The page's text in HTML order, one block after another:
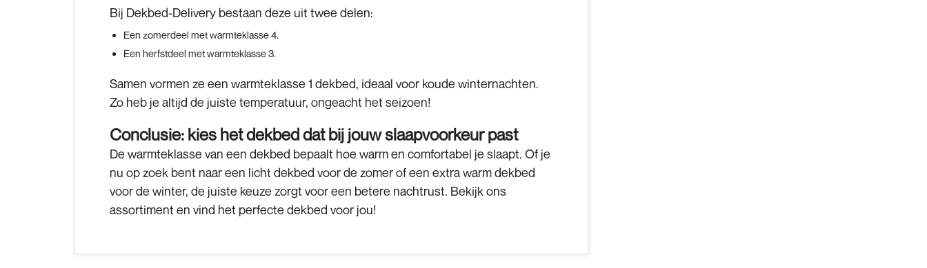
Bij Dekbed-Delivery bestaan deze uit twee delen:
Een zomerdeel metwarmteklasse 4.
Een herfstdeel metwarmteklasse 3.
Samen vormen ze een warmteklasse 1 dekbed, ideaal voor koude winternachten.
Zo heb je altijd de juiste temperatuur, ongeacht het seizoen!
Conclusie: kies het dekbed dat bij jouw slaapvoorkeur past
De warmteklasse van een dekbed bepaalt hoe warm en comfortabel je slaapt. Of je
nu op zoek bent naar een licht dekbed voor de zomer of een extra warm dekbed
voor de winter, de juiste keuze zorgt voor een betere nachtrust. Bekijk ons
assortiment en vind het perfecte dekbed voor jou!